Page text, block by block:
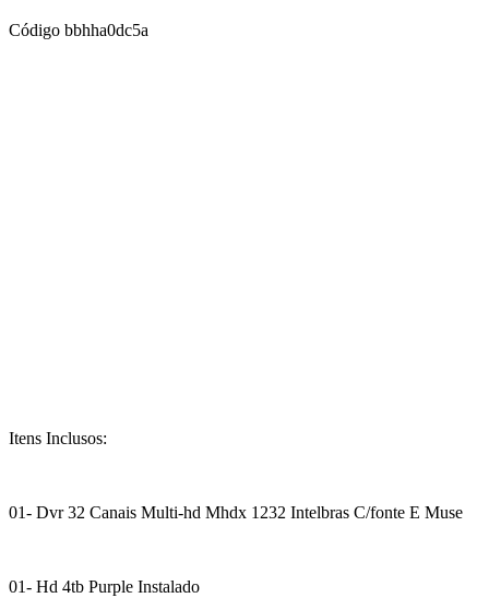
Código bbhha0dc5a
Itens Inclusos:
01- Dvr 32 Canais Multi-hd Mhdx 1232 Intelbras C/fonte E Muse
01- Hd 4tb Purple Instalado